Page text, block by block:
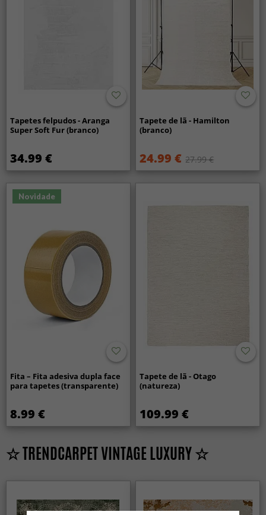
Tapetes felpudos - Aranga
Super Soft Fur (branco)
34.99 €
Tapete de lã - Hamilton
(branco)
24.99 € 27.99 €
Novidade
Fita – Fita adesiva dupla face
para tapetes (transparente)
8.99 €
Tapete de lã - Otago
(natureza)
109.99 €
☆ TRENDCARPET VINTAGE LUXURY ☆